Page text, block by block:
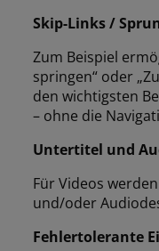
Skip-Links /
Zum Beispiel
springen“ oder
den wichtigsten
– ohne die
Untertitel und
Für Videos
und/oder
Fehlertolerante